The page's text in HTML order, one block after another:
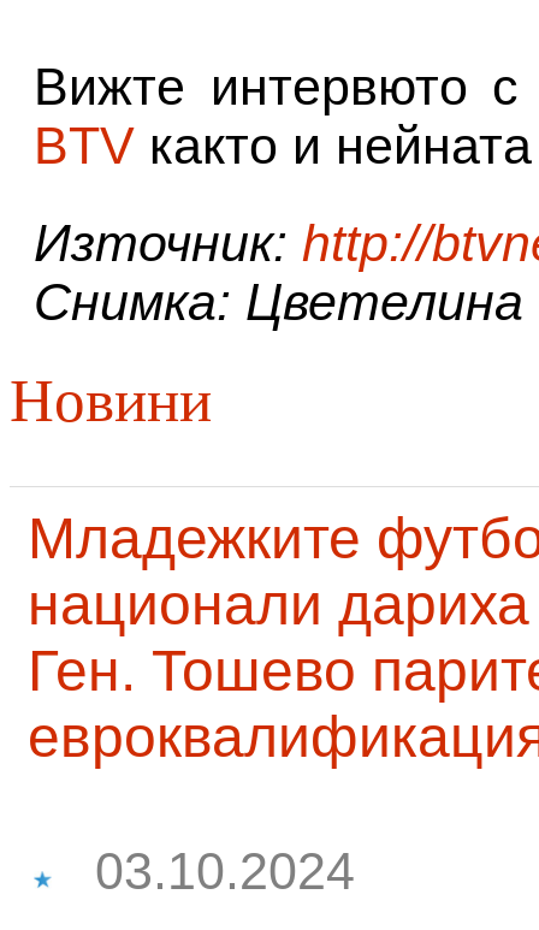
Вижте интервюто
BTV както и
Източник: http://
Снимка: Цветелина
Новини
Младежките
национали
Ген. Тошево
03.10.2024